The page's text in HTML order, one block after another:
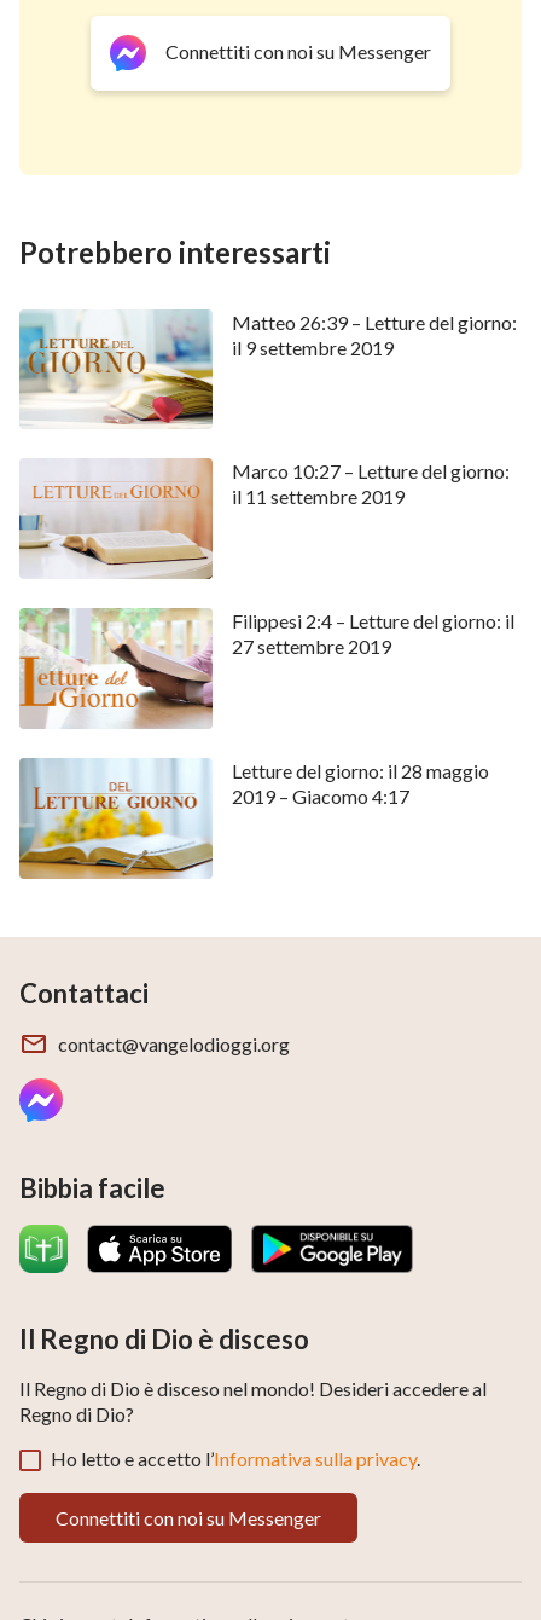
Connettiti con noi su Messenger
Potrebbero interessarti
Matteo 26:39 – Letture del giorno:
il 9 settembre 2019
Marco 10:27 – Letture del giorno:
il 11 settembre 2019
Filippesi 2:4 – Letture del giorno: il
27 settembre 2019
Letture del giorno: il 28 maggio
2019 – Giacomo 4:17
Contattaci
contact@vangelodioggi.org
Bibbia facile
Il Regno di Dio è disceso
Il Regno di Dio è disceso nel mondo! Desideri accedere al
Regno di Dio?
Ho letto e accetto l’Informativa sulla privacy.
Connettiti con noi su Messenger